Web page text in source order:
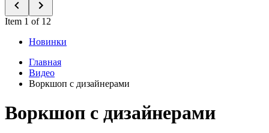
Item 1 of 12
Новинки
Главная
Видео
Воркшоп с дизайнерами
Воркшоп с дизайнерами